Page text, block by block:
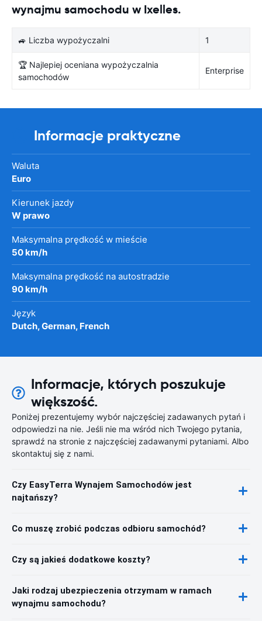
wynajmu samochodu w Ixelles.
🚙 Liczba wypożyczalni 1
🏆 Najlepiej oceniana wypożyczalnia
samochodów
Enterprise
Informacje praktyczne
Waluta
Euro
Kierunek jazdy
W prawo
Maksymalna prędkość w mieście
50 km/h
Maksymalna prędkość na autostradzie
90 km/h
Język
Dutch, German, French
Informacje, których poszukuje
większość.
Poniżej prezentujemy wybór najczęściej zadawanych pytań i
odpowiedzi na nie. Jeśli nie ma wśród nich Twojego pytania,
sprawdź na stronie z najczęściej zadawanymi pytaniami. Albo
skontaktuj się z nami.
Czy EasyTerra Wynajem Samochodów jest
najtańszy?
Co muszę zrobić podczas odbioru samochód?
Czy są jakieś dodatkowe koszty?
Jaki rodzaj ubezpieczenia otrzymam w ramach
wynajmu samochodu?